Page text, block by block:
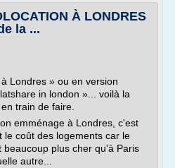
À LONDRES
la ...
Londres » ou en version
in london »... voilà la
train de faire.
emménage à Londres, c'est
le coût des logements car le
plus cher qu'à Paris
autre...